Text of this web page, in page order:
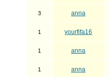
3 anna
1 yourfifa16
1 anna
1 anna